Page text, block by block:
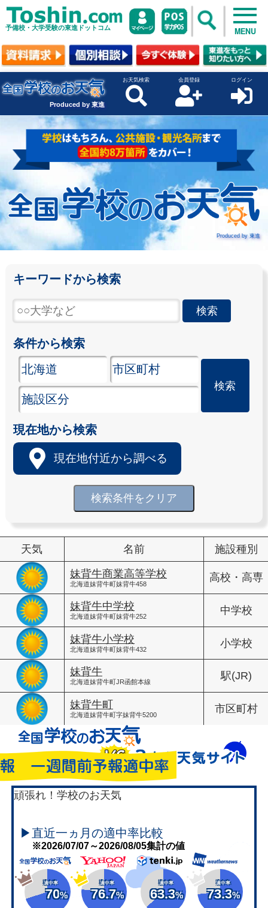
予備校・大学受験の東進ドットコム MENU
Produced by 東進
お天気検索 会員登録 ログイン
Produced by 東進
キーワードから検索
条件から検索
現在地から検索
現在地付近から調べる
検索条件をクリア
天気 名前 施設種別
妹背牛商業高等学校
北海道妹背牛町妹背牛458
高校・高専
妹背牛中学校
北海道妹背牛町妹背牛252
中学校
妹背牛小学校
北海道妹背牛町妹背牛432
小学校
妹背牛
北海道妹背牛町JR函館本線
駅(JR)
妹背牛町
北海道妹背牛町字妹背牛5200
市区町村
頑張れ！学校のお天気
▶直近一ヵ月の適中率比較
※2026/07/07～2026/08/05集計の値
適中率
70%
適中率
76.7%
適中率
63.3%
適中率
73.3%